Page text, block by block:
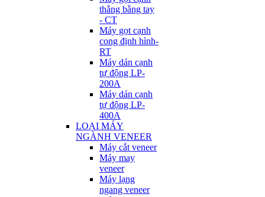
thẳng bằng tay
- CT
Máy gọt cạnh
cong định hình-
RT
Máy dán cạnh
tự động LP-
200A
Máy dán cạnh
tự động LP-
400A
LOẠI MÁY
NGÀNH VENEER
Máy cắt veneer
Máy may
veneer
Máy lạng
ngang veneer